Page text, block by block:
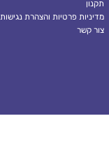
תקנון
מדיניות פרטיות והצהרת נגישות
צור קשר